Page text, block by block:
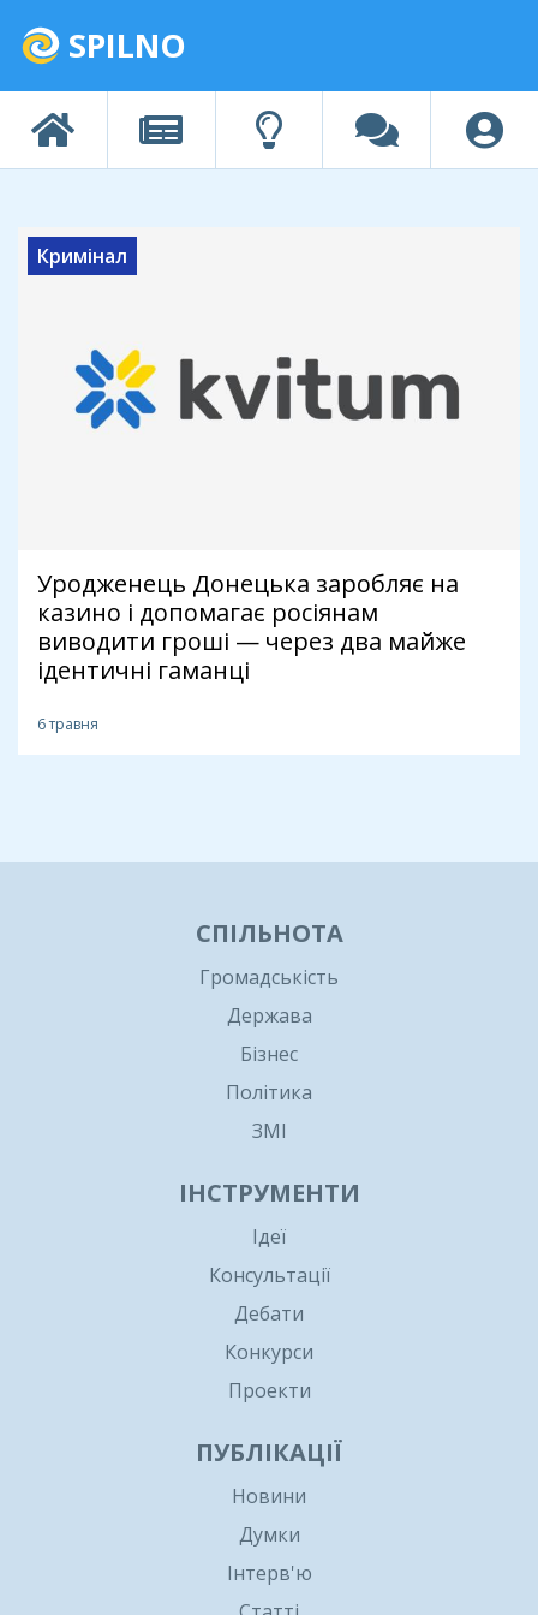
SPILNO
Кримінал
Уродженець Донецька заробляє на
казино і допомагає росіянам
виводити гроші — через два майже
ідентичні гаманці
6 травня
СПІЛЬНОТА
Громадськість
Держава
Бізнес
Політика
ЗМІ
ІНСТРУМЕНТИ
Ідеї
Консультації
Дебати
Конкурси
Проекти
ПУБЛІКАЦІЇ
Новини
Думки
Інтерв'ю